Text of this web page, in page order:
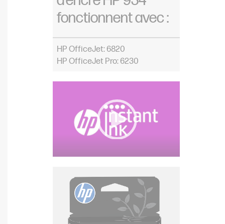
fonctionnent avec :
HP OfficeJet: 6820
HP OfficeJet Pro: 6230
Video Player